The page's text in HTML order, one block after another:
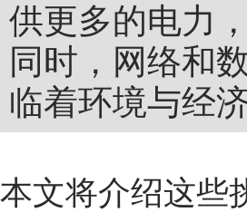
供更多的电力
同时，网络和
临着环境与经
本文将介绍这些